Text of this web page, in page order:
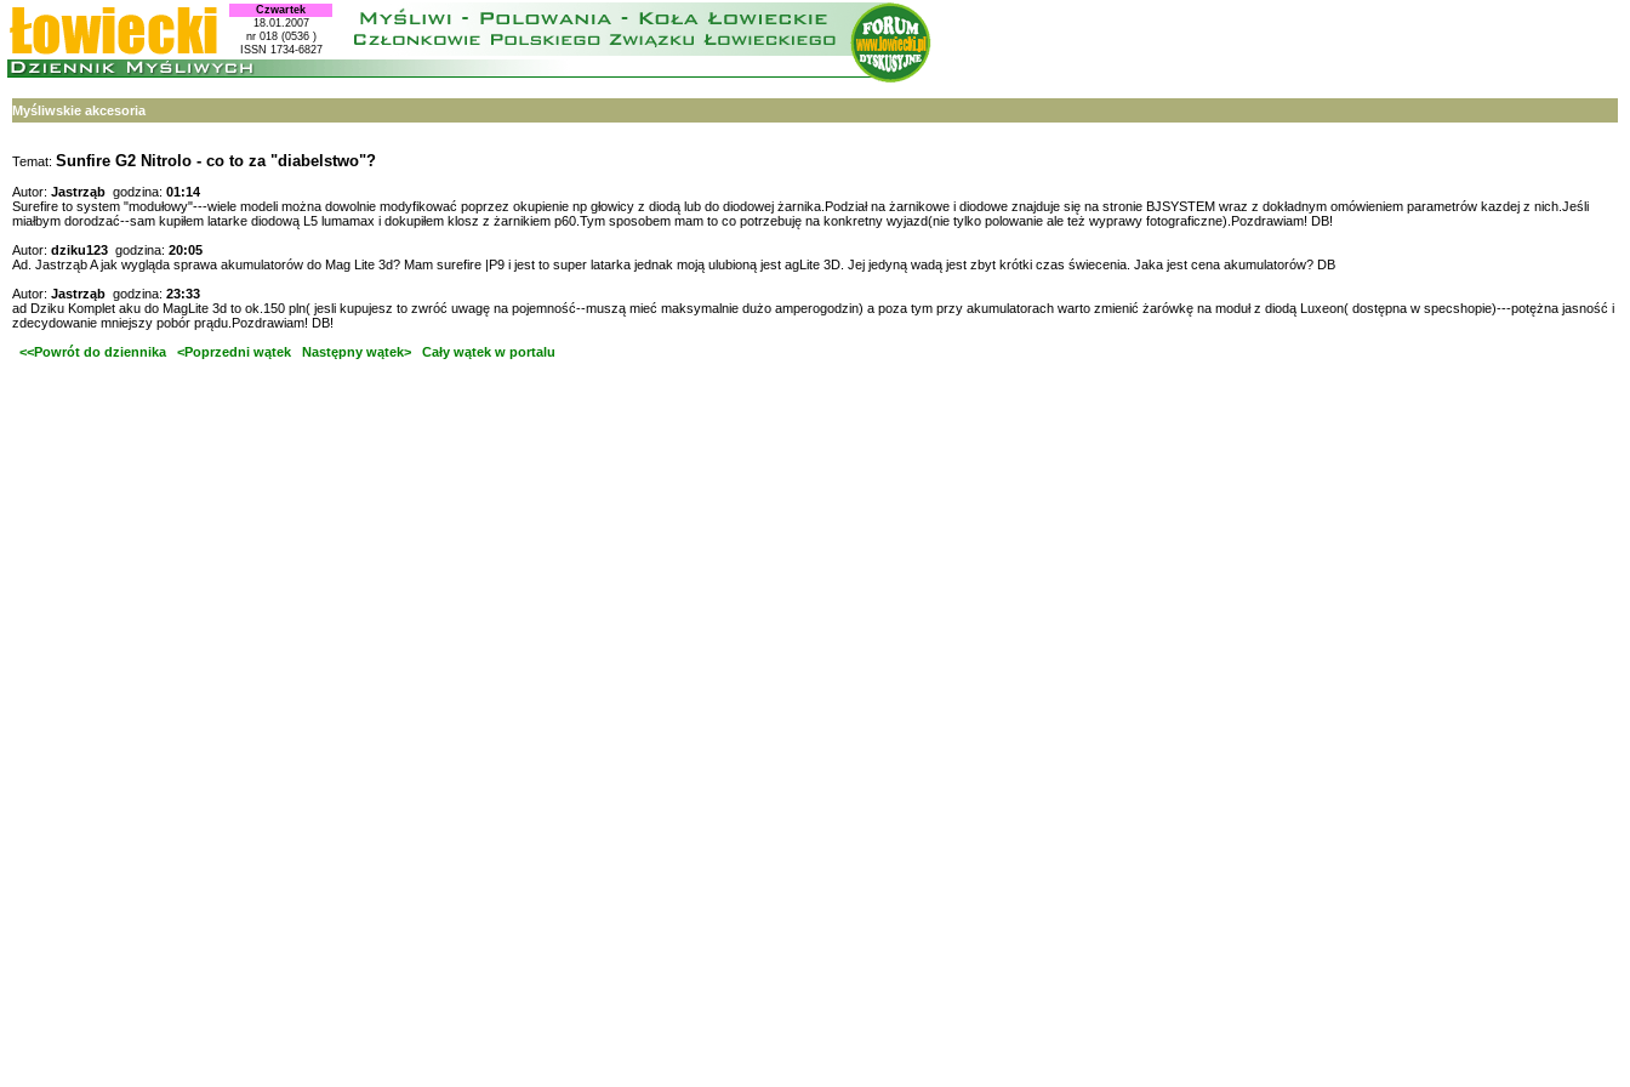
Czwartek
18.01.2007
nr 018 (0536 )
ISSN 1734-6827
Myśliwskie akcesoria
Temat: Sunfire G2 Nitrolo - co to za "diabelstwo"?
Autor: Jastrząb godzina: 01:14
Surefire to system "modułowy"---wiele modeli można dowolnie modyfikować poprzez okupienie np głowicy z diodą lub do diodowej żarnika.Podział na żarnikowe i diodowe znajduje się na stronie BJSYSTEM wraz z dokładnym omówieniem parametrów kazdej z nich.Jeśli
miałbym dorodzać--sam kupiłem latarke diodową L5 lumamax i dokupiłem klosz z żarnikiem p60.Tym sposobem mam to co potrzebuję na konkretny wyjazd(nie tylko polowanie ale też wyprawy fotograficzne).Pozdrawiam! DB!
Autor: dziku123 godzina: 20:05
Ad. Jastrząb A jak wygląda sprawa akumulatorów do Mag Lite 3d? Mam surefire |P9 i jest to super latarka jednak moją ulubioną jest agLite 3D. Jej jedyną wadą jest zbyt krótki czas świecenia. Jaka jest cena akumulatorów? DB
Autor: Jastrząb godzina: 23:33
ad Dziku Komplet aku do MagLite 3d to ok.150 pln( jesli kupujesz to zwróć uwagę na pojemność--muszą mieć maksymalnie dużo amperogodzin) a poza tym przy akumulatorach warto zmienić żarówkę na moduł z diodą Luxeon( dostępna w specshopie)---potężna jasność i
zdecydowanie mniejszy pobór prądu.Pozdrawiam! DB!
<<Powrót do dziennika
<Poprzedni wątek Następny wątek> Cały wątek w portalu